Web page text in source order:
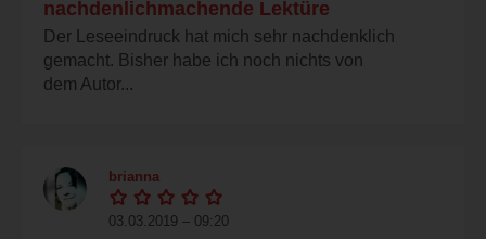
nachdenlichmachende Lektüre
Der Leseeindruck hat mich sehr nachdenklich
gemacht. Bisher habe ich noch nichts von
dem Autor...
brianna
03.03.2019 – 09:20